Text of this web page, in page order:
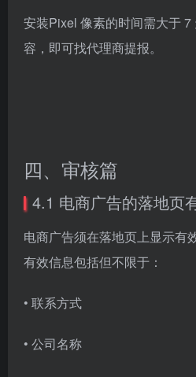
安装Pixel 像素的时间需大于
容，即可找代理商提报。
四、审核篇
4.1 电商广告的落地页
电商广告须在落地页上显示有
有效信息包括但不限于：
• 联系方式
• 公司名称